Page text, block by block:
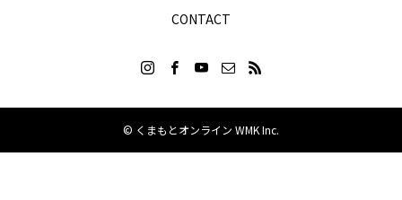
CONTACT
© くまもとオンライン WMK Inc.